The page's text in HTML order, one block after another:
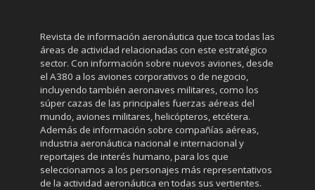
Revista de información aeronáutica que toca todas las
áreas de actividad relacionadas con este estratégico
sector. Con información sobre nuevos aviones, desde
el A380 a los aviones corporativos o de negocio,
incluyendo también aeronaves militares, como los
súper cazas de las principales fuerzas aéreas del
mundo, aviones militares, helicópteros, etcétera.
Además de información sobre compañías aéreas,
industria aeronáutica nacional e internacional y
reportajes de interés humano, para los que
seleccionamos a los personajes más representativos
de la actividad aeronáutica en todas sus vertientes.